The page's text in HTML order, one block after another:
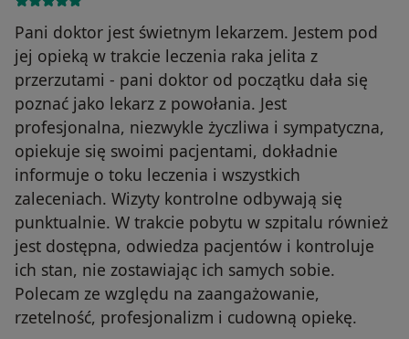
Pani doktor jest świetnym lekarzem. Jestem pod
jej opieką w trakcie leczenia raka jelita z
przerzutami - pani doktor od początku dała się
poznać jako lekarz z powołania. Jest
profesjonalna, niezwykle życzliwa i sympatyczna,
opiekuje się swoimi pacjentami, dokładnie
informuje o toku leczenia i wszystkich
zaleceniach. Wizyty kontrolne odbywają się
punktualnie. W trakcie pobytu w szpitalu również
jest dostępna, odwiedza pacjentów i kontroluje
ich stan, nie zostawiając ich samych sobie.
Polecam ze względu na zaangażowanie,
rzetelność, profesjonalizm i cudowną opiekę.